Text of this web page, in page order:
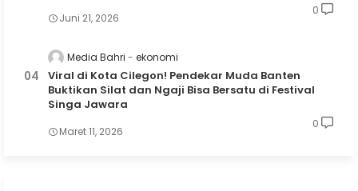
Juni 21, 2026
0
Media Bahri ekonomi
Viral di Kota Cilegon! Pendekar Muda Banten
Buktikan Silat dan Ngaji Bisa Bersatu di Festival
Singa Jawara
Maret 11, 2026
0